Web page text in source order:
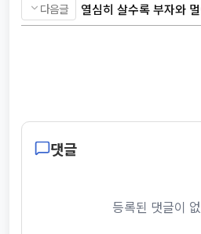
다음글
열심히 살수록 부자와
선은 따로 있다
댓글
등록된 댓글이